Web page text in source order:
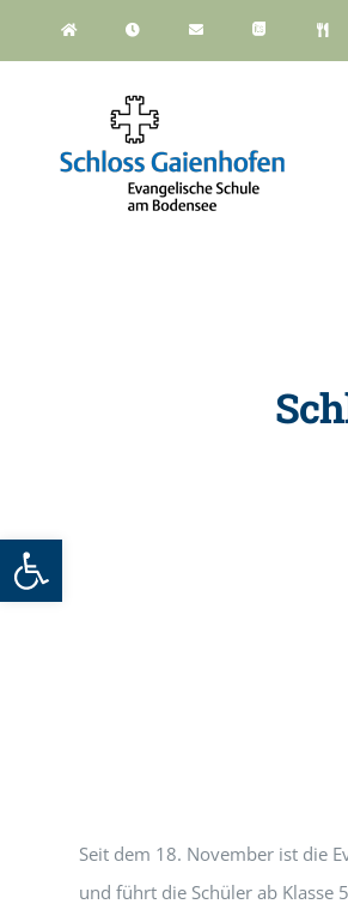
Werkzeugleiste öffnen
Inhalt
Seit dem 18. November ist die
und führt die Schüler ab Klasse